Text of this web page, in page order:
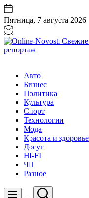
Перейти
к
содержанию
Пятница, 7 августа 2026
Свежие
новости,
анонсы,
интервью,
репортаж
Авто
Бизнес
Политика
Культура
Спорт
Технологии
Мода
Красота и здоровье
Досуг
HI-FI
ЧП
Разное
Меню
Поиск